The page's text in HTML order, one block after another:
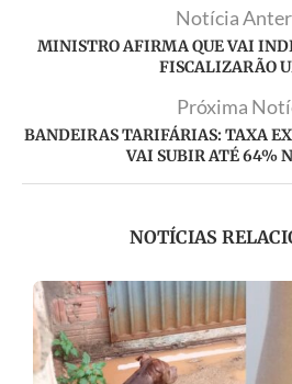
Notícia
MINISTRO AFIRMA QUE VAI
FISCALIZARÃO
Próxima
BANDEIRAS TARIFÁRIAS: TAXA
VAI SUBIR ATÉ 64%
NOTÍCIAS